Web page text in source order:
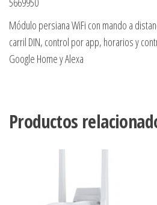
Módulo persiana WiFi con mando a
carril DIN, control por app, horarios y
Google Home y Alexa
Productos